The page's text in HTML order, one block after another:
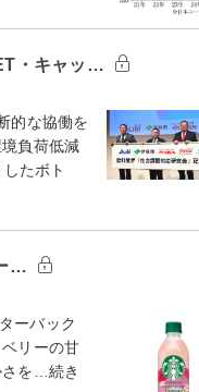
・キャッ…
的な協働を
負荷低減
たボト
…
ーバック
リーの甘
さを…続き